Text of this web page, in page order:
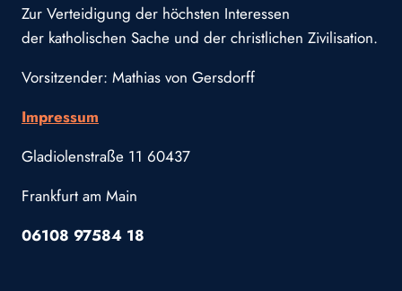
Zur Verteidigung der höchsten Interessen
der katholischen Sache und der christlichen Zivilisation.
Vorsitzender: Mathias von Gersdorff
Impressum
Gladiolenstraße 11 60437
Frankfurt am Main
06108 97584 18